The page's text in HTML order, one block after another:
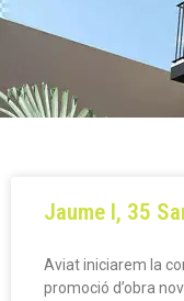
Jaume I, 35
Aviat iniciarem la
promoció d’obra